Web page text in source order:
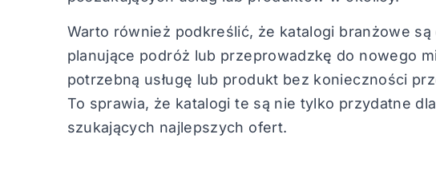
Warto również podkreślić, że katalogi branżowe
planujące podróż lub przeprowadzkę do nowego
potrzebną usługę lub produkt bez konieczności
To sprawia, że katalogi te są nie tylko przydatne
szukających najlepszych ofert.